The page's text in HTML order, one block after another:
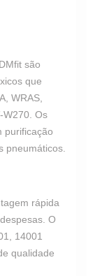
são
que
WRAS,
W270. Os
purificação
pneumáticos.
rápida
O
14001
qualidade